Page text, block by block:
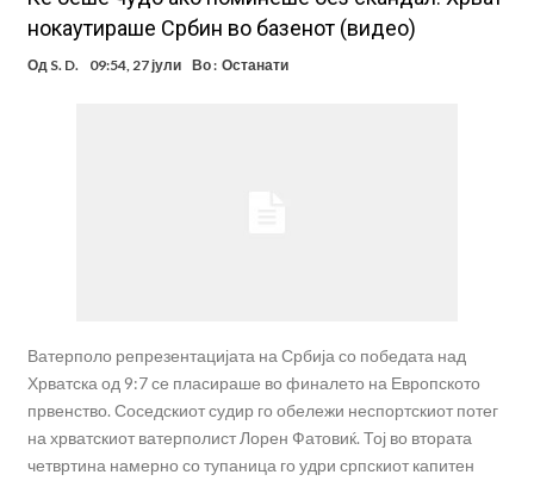
нокаутираше Србин во базенот (видео)
Од S. D. 09:54, 27 јули Во : Останати
Ватерполо репрезентацијата на Србија со победата над
Хрватска од 9:7 се пласираше во финалето на Европското
првенство. Соседскиот судир го обележи неспортскиот потег
на хрватскиот ватерполист Лорен Фатовиќ. Тој во втората
четвртина намерно со тупаница го удри српскиот капитен